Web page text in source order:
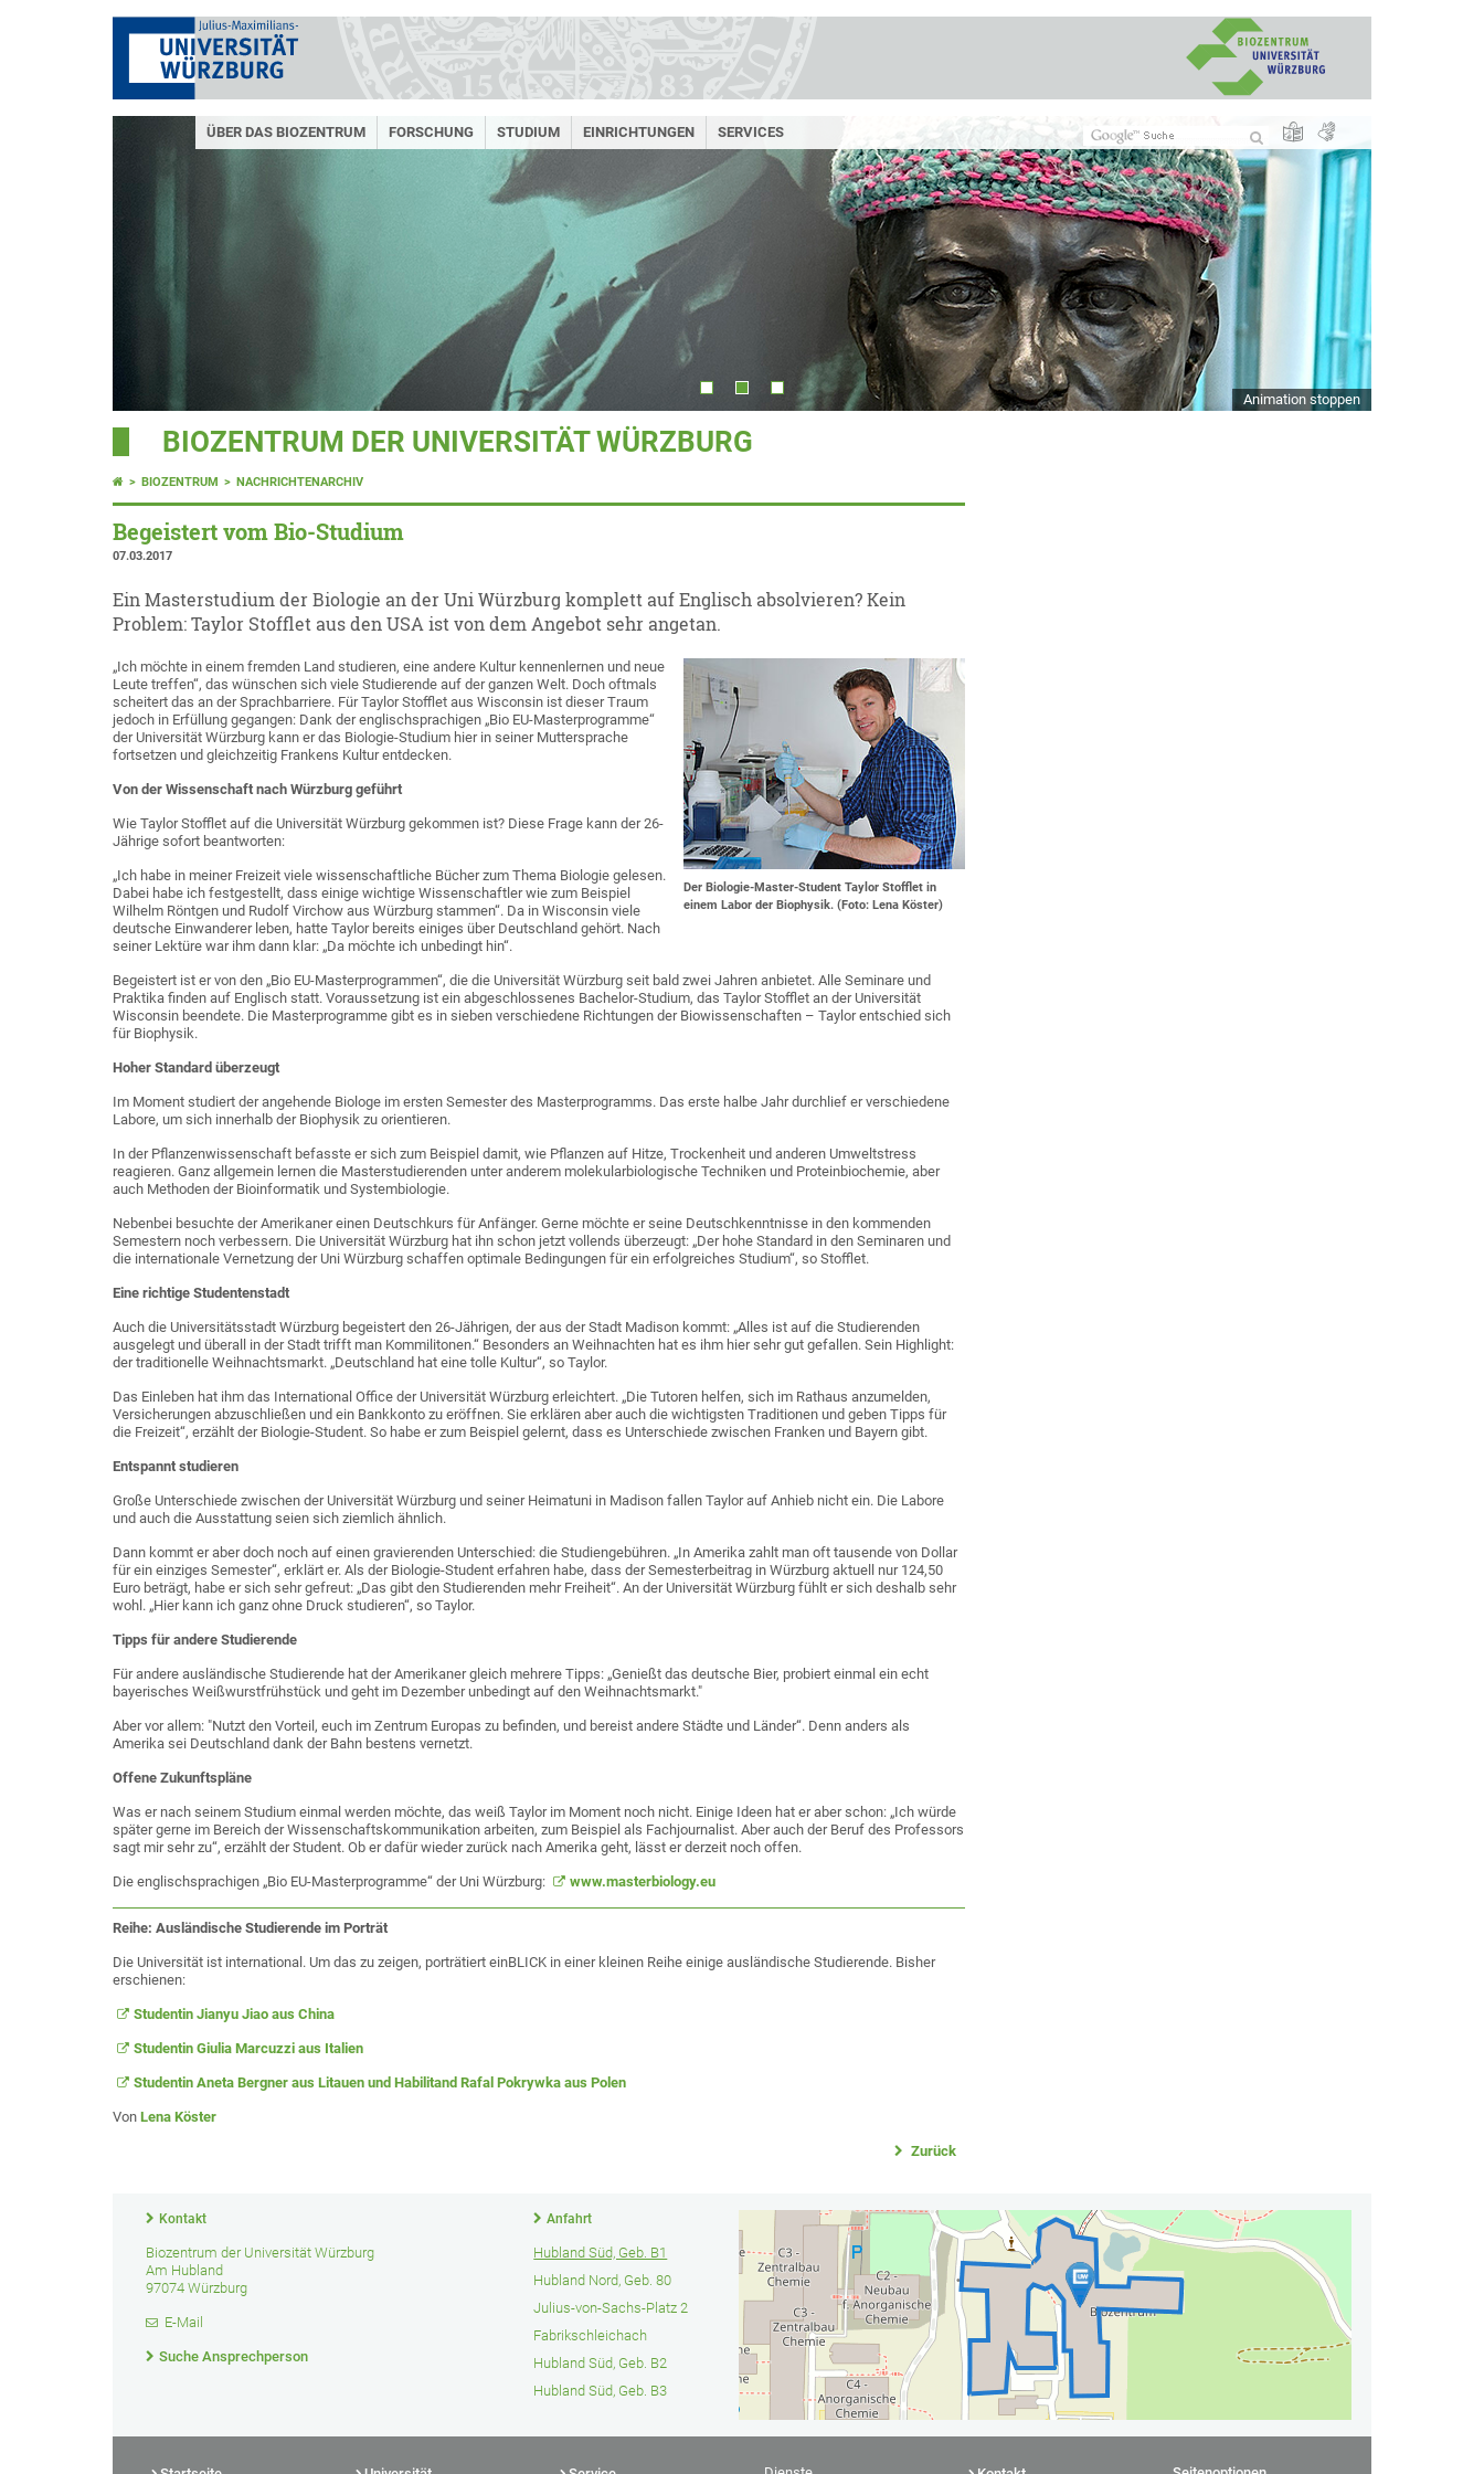
ÜBER DAS BIOZENTRUM FORSCHUNG STUDIUM EINRICHTUNGEN SERVICES
Animation stoppen
BIOZENTRUM DER UNIVERSITÄT WÜRZBURG
BIOZENTRUM NACHRICHTENARCHIV
Begeistert vom Bio-Studium
07.03.2017
Ein Masterstudium der Biologie an der Uni Würzburg komplett auf Englisch absolvieren? Kein
Problem: Taylor Stofflet aus den USA ist von dem Angebot sehr angetan.
Der Biologie-Master-Student Taylor Stofflet in
einem Labor der Biophysik. (Foto: Lena Köster)
„Ich möchte in einem fremden Land studieren, eine andere Kultur kennenlernen und neue
Leute treffen“, das wünschen sich viele Studierende auf der ganzen Welt. Doch oftmals
scheitert das an der Sprachbarriere. Für Taylor Stofflet aus Wisconsin ist dieser Traum
jedoch in Erfüllung gegangen: Dank der englischsprachigen „Bio EU-Masterprogramme“
der Universität Würzburg kann er das Biologie-Studium hier in seiner Muttersprache
fortsetzen und gleichzeitig Frankens Kultur entdecken.
Von der Wissenschaft nach Würzburg geführt
Wie Taylor Stofflet auf die Universität Würzburg gekommen ist? Diese Frage kann der 26-
Jährige sofort beantworten:
„Ich habe in meiner Freizeit viele wissenschaftliche Bücher zum Thema Biologie gelesen.
Dabei habe ich festgestellt, dass einige wichtige Wissenschaftler wie zum Beispiel
Wilhelm Röntgen und Rudolf Virchow aus Würzburg stammen“. Da in Wisconsin viele
deutsche Einwanderer leben, hatte Taylor bereits einiges über Deutschland gehört. Nach
seiner Lektüre war ihm dann klar: „Da möchte ich unbedingt hin“.
Begeistert ist er von den „Bio EU-Masterprogrammen“, die die Universität Würzburg seit bald zwei Jahren anbietet. Alle Seminare und
Praktika finden auf Englisch statt. Voraussetzung ist ein abgeschlossenes Bachelor-Studium, das Taylor Stofflet an der Universität
Wisconsin beendete. Die Masterprogramme gibt es in sieben verschiedene Richtungen der Biowissenschaften – Taylor entschied sich
für Biophysik.
Hoher Standard überzeugt
Im Moment studiert der angehende Biologe im ersten Semester des Masterprogramms. Das erste halbe Jahr durchlief er verschiedene
Labore, um sich innerhalb der Biophysik zu orientieren.
In der Pflanzenwissenschaft befasste er sich zum Beispiel damit, wie Pflanzen auf Hitze, Trockenheit und anderen Umweltstress
reagieren. Ganz allgemein lernen die Masterstudierenden unter anderem molekularbiologische Techniken und Proteinbiochemie, aber
auch Methoden der Bioinformatik und Systembiologie.
Nebenbei besuchte der Amerikaner einen Deutschkurs für Anfänger. Gerne möchte er seine Deutschkenntnisse in den kommenden
Semestern noch verbessern. Die Universität Würzburg hat ihn schon jetzt vollends überzeugt: „Der hohe Standard in den Seminaren und
die internationale Vernetzung der Uni Würzburg schaffen optimale Bedingungen für ein erfolgreiches Studium“, so Stofflet.
Eine richtige Studentenstadt
Auch die Universitätsstadt Würzburg begeistert den 26-Jährigen, der aus der Stadt Madison kommt: „Alles ist auf die Studierenden
ausgelegt und überall in der Stadt trifft man Kommilitonen.“ Besonders an Weihnachten hat es ihm hier sehr gut gefallen. Sein Highlight:
der traditionelle Weihnachtsmarkt. „Deutschland hat eine tolle Kultur“, so Taylor.
Das Einleben hat ihm das International Office der Universität Würzburg erleichtert. „Die Tutoren helfen, sich im Rathaus anzumelden,
Versicherungen abzuschließen und ein Bankkonto zu eröffnen. Sie erklären aber auch die wichtigsten Traditionen und geben Tipps für
die Freizeit“, erzählt der Biologie-Student. So habe er zum Beispiel gelernt, dass es Unterschiede zwischen Franken und Bayern gibt.
Entspannt studieren
Große Unterschiede zwischen der Universität Würzburg und seiner Heimatuni in Madison fallen Taylor auf Anhieb nicht ein. Die Labore
und auch die Ausstattung seien sich ziemlich ähnlich.
Dann kommt er aber doch noch auf einen gravierenden Unterschied: die Studiengebühren. „In Amerika zahlt man oft tausende von Dollar
für ein einziges Semester“, erklärt er. Als der Biologie-Student erfahren habe, dass der Semesterbeitrag in Würzburg aktuell nur 124,50
Euro beträgt, habe er sich sehr gefreut: „Das gibt den Studierenden mehr Freiheit“. An der Universität Würzburg fühlt er sich deshalb sehr
wohl. „Hier kann ich ganz ohne Druck studieren“, so Taylor.
Tipps für andere Studierende
Für andere ausländische Studierende hat der Amerikaner gleich mehrere Tipps: „Genießt das deutsche Bier, probiert einmal ein echt
bayerisches Weißwurstfrühstück und geht im Dezember unbedingt auf den Weihnachtsmarkt."
Aber vor allem: "Nutzt den Vorteil, euch im Zentrum Europas zu befinden, und bereist andere Städte und Länder“. Denn anders als
Amerika sei Deutschland dank der Bahn bestens vernetzt.
Offene Zukunftspläne
Was er nach seinem Studium einmal werden möchte, das weiß Taylor im Moment noch nicht. Einige Ideen hat er aber schon: „Ich würde
später gerne im Bereich der Wissenschaftskommunikation arbeiten, zum Beispiel als Fachjournalist. Aber auch der Beruf des Professors
sagt mir sehr zu“, erzählt der Student. Ob er dafür wieder zurück nach Amerika geht, lässt er derzeit noch offen.
Die englischsprachigen „Bio EU-Masterprogramme“ der Uni Würzburg: www.masterbiology.eu
Reihe: Ausländische Studierende im Porträt
Die Universität ist international. Um das zu zeigen, porträtiert einBLICK in einer kleinen Reihe einige ausländische Studierende. Bisher
erschienen:
Studentin Jianyu Jiao aus China
Studentin Giulia Marcuzzi aus Italien
Studentin Aneta Bergner aus Litauen und Habilitand Rafal Pokrywka aus Polen
Von Lena Köster
Zurück
Kontakt
Biozentrum der Universität Würzburg
Am Hubland
97074 Würzburg
E-Mail
Suche Ansprechperson
Anfahrt
Hubland Süd, Geb. B1
Hubland Nord, Geb. 80
Julius-von-Sachs-Platz 2
Fabrikschleichach
Hubland Süd, Geb. B2
Hubland Süd, Geb. B3